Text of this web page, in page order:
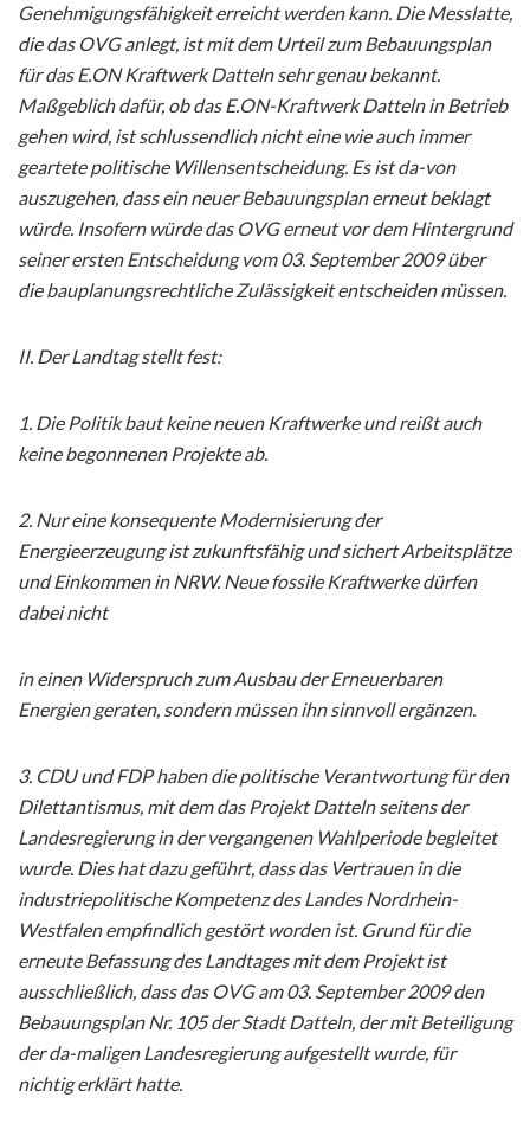
Genehmigungsfähigkeit erreicht werden kann. Die Messlatte,
die das OVG anlegt, ist mit dem Urteil zum Bebauungsplan
für das E.ON Kraftwerk Datteln sehr genau bekannt.
Maßgeblich dafür, ob das E.ON-Kraftwerk Datteln in Betrieb
gehen wird, ist schlussendlich nicht eine wie auch immer
geartete politische Willensentscheidung. Es ist da-von
auszugehen, dass ein neuer Bebauungsplan erneut beklagt
würde. Insofern würde das OVG erneut vor dem Hintergrund
seiner ersten Entscheidung vom 03. September 2009 über
die bauplanungsrechtliche Zulässigkeit entscheiden müssen.
II. Der Landtag stellt fest:
1. Die Politik baut keine neuen Kraftwerke und reißt auch
keine begonnenen Projekte ab.
2. Nur eine konsequente Modernisierung der
Energieerzeugung ist zukunftsfähig und sichert Arbeitsplätze
und Einkommen in NRW. Neue fossile Kraftwerke dürfen
dabei nicht
in einen Widerspruch zum Ausbau der Erneuerbaren
Energien geraten, sondern müssen ihn sinnvoll ergänzen.
3. CDU und FDP haben die politische Verantwortung für den
Dilettantismus, mit dem das Projekt Datteln seitens der
Landesregierung in der vergangenen Wahlperiode begleitet
wurde. Dies hat dazu geführt, dass das Vertrauen in die
industriepolitische Kompetenz des Landes Nordrhein-
Westfalen empfindlich gestört worden ist. Grund für die
erneute Befassung des Landtages mit dem Projekt ist
ausschließlich, dass das OVG am 03. September 2009 den
Bebauungsplan Nr. 105 der Stadt Datteln, der mit Beteiligung
der da-maligen Landesregierung aufgestellt wurde, für
nichtig erklärt hatte.